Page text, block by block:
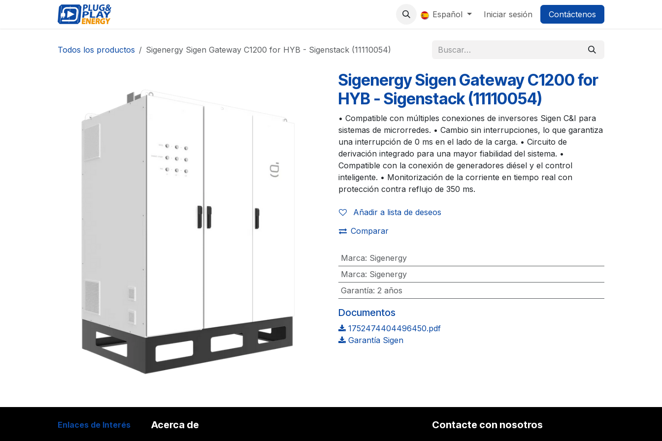
0 Español Iniciar sesión Contáctenos
Todos los productos Sigenergy Sigen Gateway C1200 for HYB - Sigenstack (11110054)
Sigenergy Sigen Gateway C1200 for
HYB - Sigenstack (11110054)
• Compatible con múltiples conexiones de inversores Sigen C&I para
sistemas de microrredes. • Cambio sin interrupciones, lo que garantiza
una interrupción de 0 ms en el lado de la carga. • Circuito de
derivación integrado para una mayor fiabilidad del sistema. •
Compatible con la conexión de generadores diésel y el control
inteligente. • Monitorización de la corriente en tiempo real con
protección contra reflujo de 350 ms.
Añadir a lista de deseos
Comparar
Marca: Sigenergy
Marca: Sigenergy
Garantía: 2 años
Documentos
1752474404496450.pdf
Garantía Sigen
Enlaces de Interés
Acerca de Contacte con nosotros